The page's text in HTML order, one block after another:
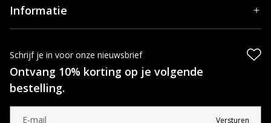
Informatie
Schrijf je in voor onze nieuwsbrief
Ontvang 10% korting op je volgende
bestelling.
Versturen